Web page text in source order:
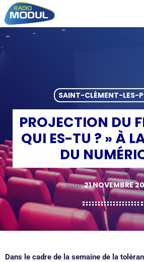
SAINT-CLÉMENT-LES-
PROJECTION DU
QUI ES-TU ? » À
DU
today 21 NOVEMBRE
Dans le cadre de la semaine de la